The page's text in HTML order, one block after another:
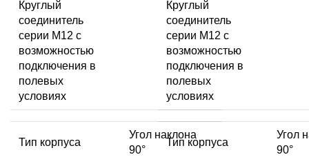
Круглый
соединитель
серии M12 с
возможностью
подключения в
полевых
условиях
Тип корпуса
Угол наклона
90°
Круглый
соединитель
серии M12 с
возможностью
подключения в
полевых
условиях
Тип корпуса
Угол
90°